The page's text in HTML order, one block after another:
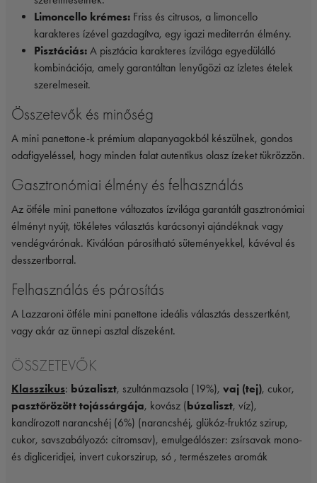
Limoncello krémes: Friss és citrusos, a limoncello
karakteres ízével gazdagítva, egy igazi mediterrán élmény.
Pisztáciás: A pisztácia karakteres ízvilága egyedülálló
kombinációja, amely garantáltan lenyűgözi az ízletes ételek
szerelmeseit.
Összetevők és minőség
A mini panettone-k prémium alapanyagokból készülnek, gondos
odafigyeléssel, hogy minden falat autentikus olasz ízeket tükrözzön.
Gasztronómiai élmény és felhasználás
Az ötféle mini panettone változatos ízvilága garantált gasztronómiai
élményt nyújt, tökéletes választás karácsonyi ajándéknak vagy
vendégvárónak. Kiválóan párosítható süteményekkel, kávéval és
desszertborral.
Felhasználás és párosítás
A Lazzaroni ötféle mini panettone ideális választás desszertként,
vagy akár az ünnepi asztal díszeként.
ÖSSZETEVŐK
Klasszikus: búzaliszt, szultánmazsola (19%), vaj (tej), cukor,
pasztőrözött tojássárgája, kovász ( búzaliszt, víz),
kandírozott narancshéj (6%) (narancshéj, glükóz-fruktóz szirup,
cukor, savszabályozó: citromsav), emulgeálószer: zsírsavak mono-
és digliceridjei, invert cukorszirup, só , természetes aromák